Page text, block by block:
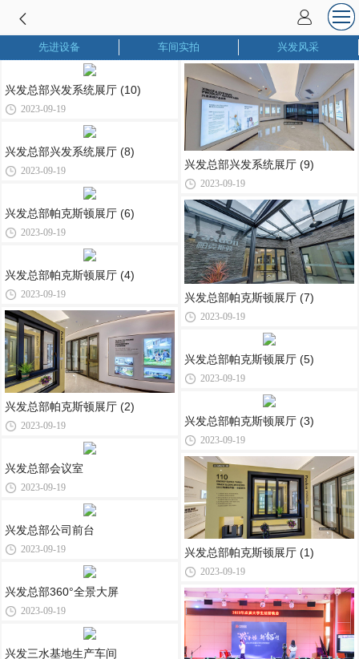
先进设备 车间实拍 兴发风采
兴发总部兴发系统展厅 (10)
2023-09-19
兴发总部兴发系统展厅 (8)
2023-09-19
兴发总部帕克斯顿展厅 (6)
2023-09-19
兴发总部帕克斯顿展厅 (4)
2023-09-19
兴发总部帕克斯顿展厅 (2)
2023-09-19
兴发总部会议室
2023-09-19
兴发总部公司前台
2023-09-19
兴发总部360°全景大屏
2023-09-19
兴发三水基地生产车间
兴发总部兴发系统展厅 (9)
2023-09-19
兴发总部帕克斯顿展厅 (7)
2023-09-19
兴发总部帕克斯顿展厅 (5)
2023-09-19
兴发总部帕克斯顿展厅 (3)
2023-09-19
兴发总部帕克斯顿展厅 (1)
2023-09-19